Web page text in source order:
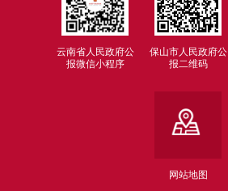
云南省人民政府公
报微信小程序
保山市人民政府公
报二维码
网站地图